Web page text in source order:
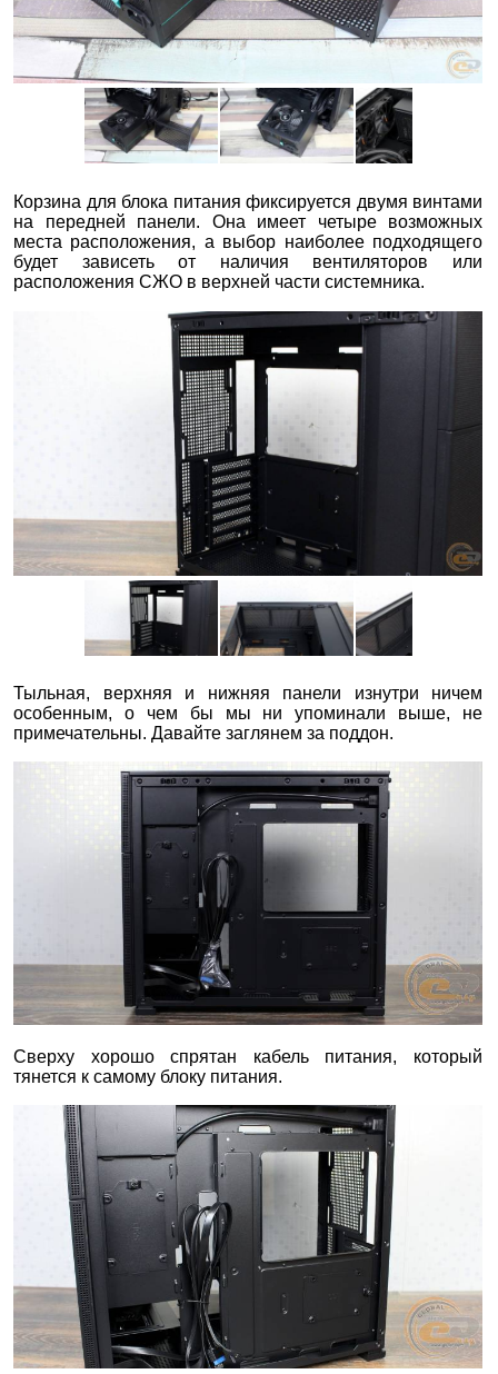
Корзина для блока питания фиксируется двумя винтами
на передней панели. Она имеет четыре возможных
места расположения, а выбор наиболее подходящего
будет зависеть от наличия вентиляторов или
расположения СЖО в верхней части системника.
Тыльная, верхняя и нижняя панели изнутри ничем
особенным, о чем бы мы ни упоминали выше, не
примечательны. Давайте заглянем за поддон.
Сверху хорошо спрятан кабель питания, который
тянется к самому блоку питания.